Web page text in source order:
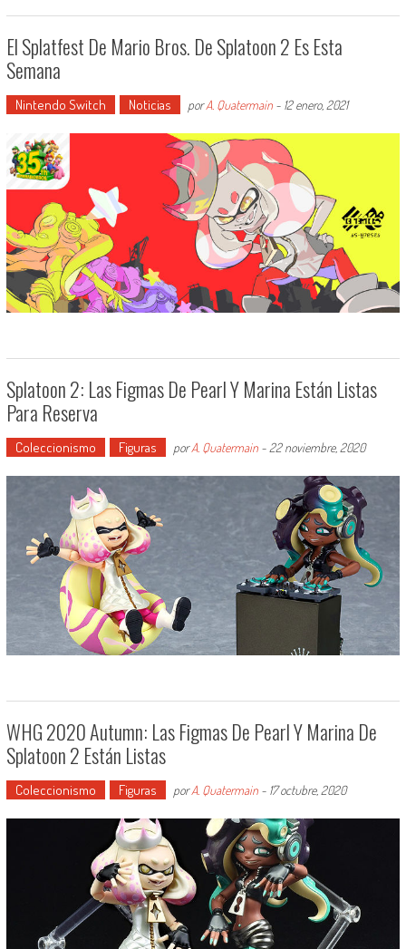
El Splatfest De Mario Bros. De Splatoon 2 Es Esta
Semana
Nintendo Switch Noticias porA. Quatermain- 12 enero, 2021
Splatoon 2: Las Figmas De Pearl Y Marina Están Listas
Para Reserva
Coleccionismo Figuras porA. Quatermain- 22 noviembre, 2020
WHG 2020 Autumn: Las Figmas De Pearl Y Marina De
Splatoon 2 Están Listas
Coleccionismo Figuras porA. Quatermain- 17 octubre, 2020